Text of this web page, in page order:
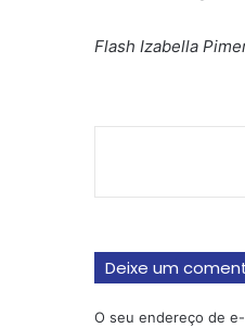
Flash Izabella
Deixe um
O seu endereço de